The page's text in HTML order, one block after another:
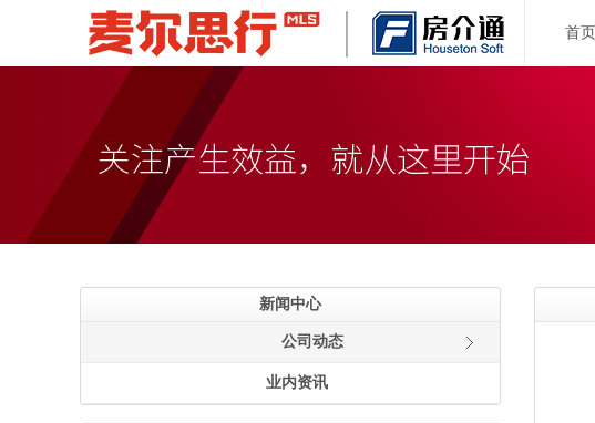
首页
新闻中心
公司动态
业内资讯